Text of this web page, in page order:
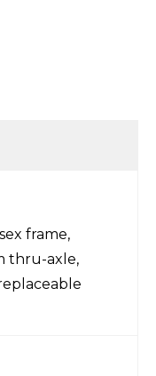
frame,
thru-axle,